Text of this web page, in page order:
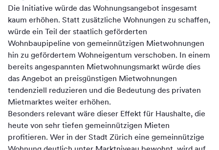
Die Initiative würde das Wohnungsangebot insgesamt
kaum erhöhen. Statt zusätzliche Wohnungen zu schaffen,
würde ein Teil der staatlich geförderten
Wohnbaupipeline von gemeinnützigen Mietwohnungen
hin zu gefördertem Wohneigentum verschoben. In einem
bereits angespannten Mietwohnungsmarkt würde dies
das Angebot an preisgünstigen Mietwohnungen
tendenziell reduzieren und die Bedeutung des privaten
Mietmarktes weiter erhöhen.
Besonders relevant wäre dieser Effekt für Haushalte, die
heute von sehr tiefen gemeinnützigen Mieten
profitieren. Wer in der Stadt Zürich eine gemeinnützige